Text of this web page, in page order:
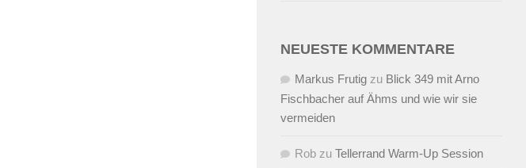
NEUESTE KOMMENTARE
Markus Frutig zu Blick 349 mit Arno
Fischbacher auf Ähms und wie wir sie
vermeiden
Rob zu Tellerrand Warm-Up Session